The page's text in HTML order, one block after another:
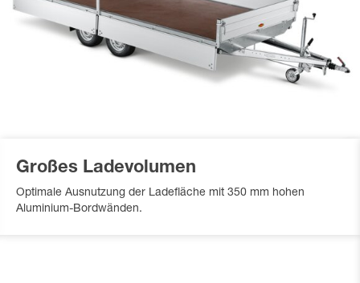
Großes Ladevolumen
Optimale Ausnutzung der Ladefläche mit 350 mm hohen
Aluminium-Bordwänden.